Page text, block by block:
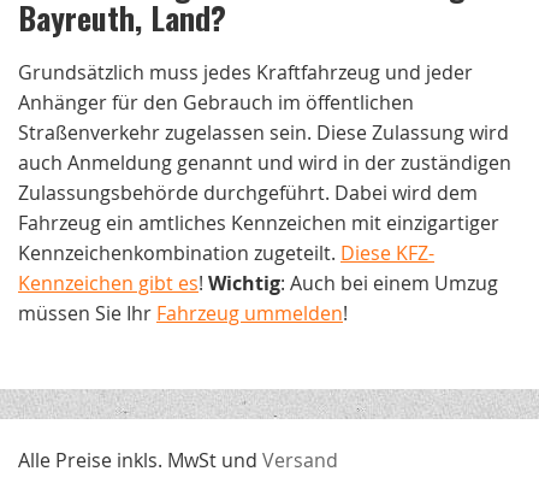
Bayreuth, Land?
Grundsätzlich muss jedes Kraftfahrzeug und jeder
Anhänger für den Gebrauch im öffentlichen
Straßenverkehr zugelassen sein. Diese Zulassung wird
auch Anmeldung genannt und wird in der zuständigen
Zulassungsbehörde durchgeführt. Dabei wird dem
Fahrzeug ein amtliches Kennzeichen mit einzigartiger
Kennzeichenkombination zugeteilt. Diese KFZ-
Kennzeichen gibt es! Wichtig: Auch bei einem Umzug
müssen Sie Ihr Fahrzeug ummelden!
Alle Preise inkls. MwSt und Versand